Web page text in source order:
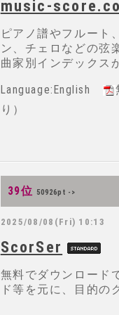
music-
ピアノ譜やフルート
ン、チェロなどの弦
曲家別インデックス
Language:English
り）
39位 50926pt ->
2025/08/08(Fri) 10:13
ScorSer
無料でダウンロード
ド等を元に、目的の